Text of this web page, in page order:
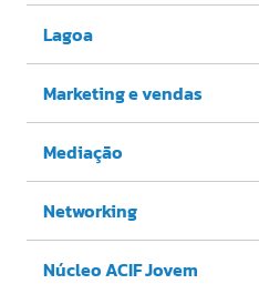
Lagoa
Marketing e vendas
Mediação
Networking
Núcleo ACIF Jovem